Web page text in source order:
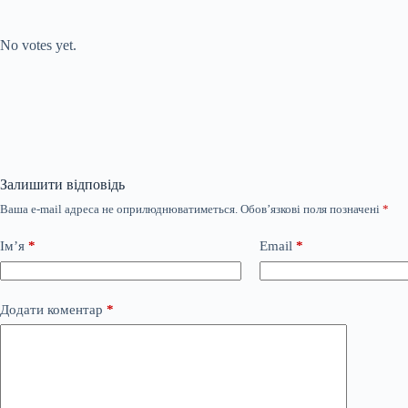
No votes yet.
Залишити відповідь
Ваша e-mail адреса не оприлюднюватиметься. Обов’язкові поля позначені *
Ім’я * Email *
Додати коментар *